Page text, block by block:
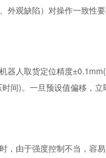
外观缺陷）对操作一致性
器人取货定位精度
间)。一旦预设值偏移，
，由于强度控制不当，容